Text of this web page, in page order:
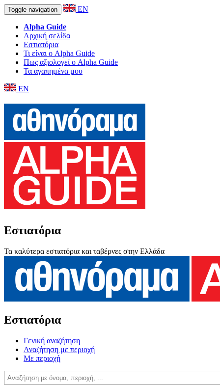
Toggle navigation EN
Alpha Guide
Αρχική σελίδα
Εστιατόρια
Τι είναι ο Alpha Guide
Πως αξιολογεί ο Alpha Guide
Τα αγαπημένα μου
EN
Εστιατόρια
Τα καλύτερα εστιατόρια και ταβέρνες στην Ελλάδα
Εστιατόρια
Γενική αναζήτηση
Αναζήτηση με περιοχή
Με περιοχή